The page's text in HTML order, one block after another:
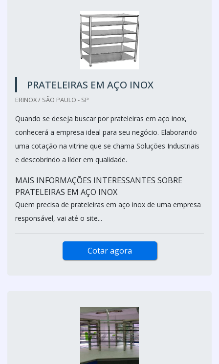
PRATELEIRAS EM AÇO INOX
ERINOX / SÃO PAULO - SP
Quando se deseja buscar por prateleiras em aço inox,
conhecerá a empresa ideal para seu negócio. Elaborando
uma cotação na vitrine que se chama Soluções Industriais
e descobrindo a líder em qualidade.
MAIS INFORMAÇÕES INTERESSANTES SOBRE
PRATELEIRAS EM AÇO INOX
Quem precisa de prateleiras em aço inox de uma empresa
responsável, vai até o site...
Cotar agora